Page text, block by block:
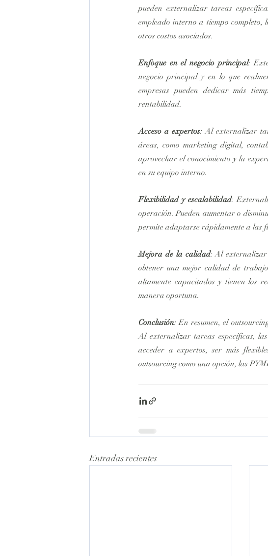
pueden externalizar tareas
empleado interno a tiempo completo,
otros costos asociados.
Enfoque en el negocio principal:
negocio principal y en lo que
empresas pueden dedicar más
rentabilidad.
Acceso a expertos: Al externalizar
áreas, como marketing digital,
aprovechar el conocimiento y la
en su equipo interno.
Flexibilidad y escalabilidad:
operación. Pueden aumentar o
permite adaptarse rápidamente a las
Mejora de la calidad: Al externalizar
obtener una mejor calidad de
altamente capacitados y tienen los
manera oportuna.
Conclusión: En resumen, el
Al externalizar tareas específicas,
acceder a expertos, ser más
outsourcing como una opción, las
Entradas recientes